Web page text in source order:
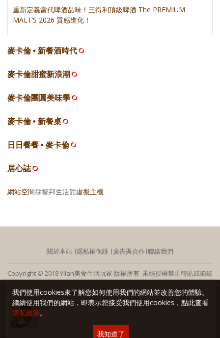
重新定義當代啤酒品味！三得利頂級啤酒 The PREMIUM
MALT’S 2026 質感進化！
麥卡倫 • 新餐酒時代
麥卡倫甜蜜新浪潮
麥卡倫團圓美味學
麥卡倫 • 新餐桌
日日餐餐 • 麥卡倫
居心誌
網站空間採智邦生活館虛擬主機
關於本站 ∣隱私權保護 ∣廣告與合作∣聯絡我們
Copyright © 2018 Yilan美食生活玩家 版權所有 未經授權禁止轉貼或節錄
我們使用cookies來了解您如何使用我們的網站並改善您的體驗。
繼續使用我們的網站，即表示您接受我們使用cookies，點此查看
隱私政策。
我知道了